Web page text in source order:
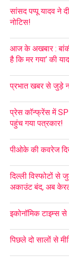
सांसद पप्पू यादव ने
नोटिस!
आज के अखबार :
है कि मर गया’ की
प्रभात खबर से जुड़े
प्रेस कॉन्फ्रेंस में SP
पहुंच गया पत्रकार!
पीओके की कवरेज
दिल्ली विस्फोटों
अकाउंट बंद, अब
इकोनॉमिक टाइम्स
पिछले दो सालों से